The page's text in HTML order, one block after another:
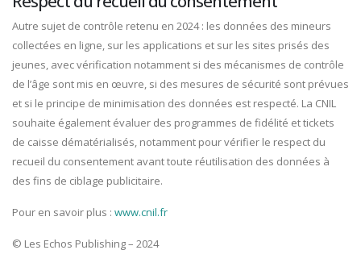
Autre sujet de contrôle retenu en 2024 : les données des mineurs
collectées en ligne, sur les applications et sur les sites prisés des
jeunes, avec vérification notamment si des mécanismes de contrôle
de l’âge sont mis en œuvre, si des mesures de sécurité sont prévues
et si le principe de minimisation des données est respecté. La CNIL
souhaite également évaluer des programmes de fidélité et tickets
de caisse dématérialisés, notamment pour vérifier le respect du
recueil du consentement avant toute réutilisation des données à
des fins de ciblage publicitaire.
Pour en savoir plus : www.cnil.fr
© Les Echos Publishing – 2024